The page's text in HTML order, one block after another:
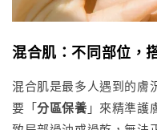
混合肌：不同部位，
混合肌是最多人遇到的膚
要「分區保養 」來精準護